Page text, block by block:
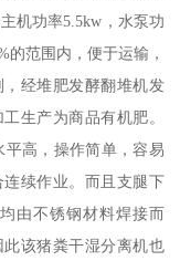
机功率5.5kw，水泵功
的范围内，便于运输，
经堆肥发酵翻堆机发
生产为商品有机肥。
高，操作简单，容易
续作业。而且支腿下
由不锈钢材料焊接而
该猪粪干湿分离机也